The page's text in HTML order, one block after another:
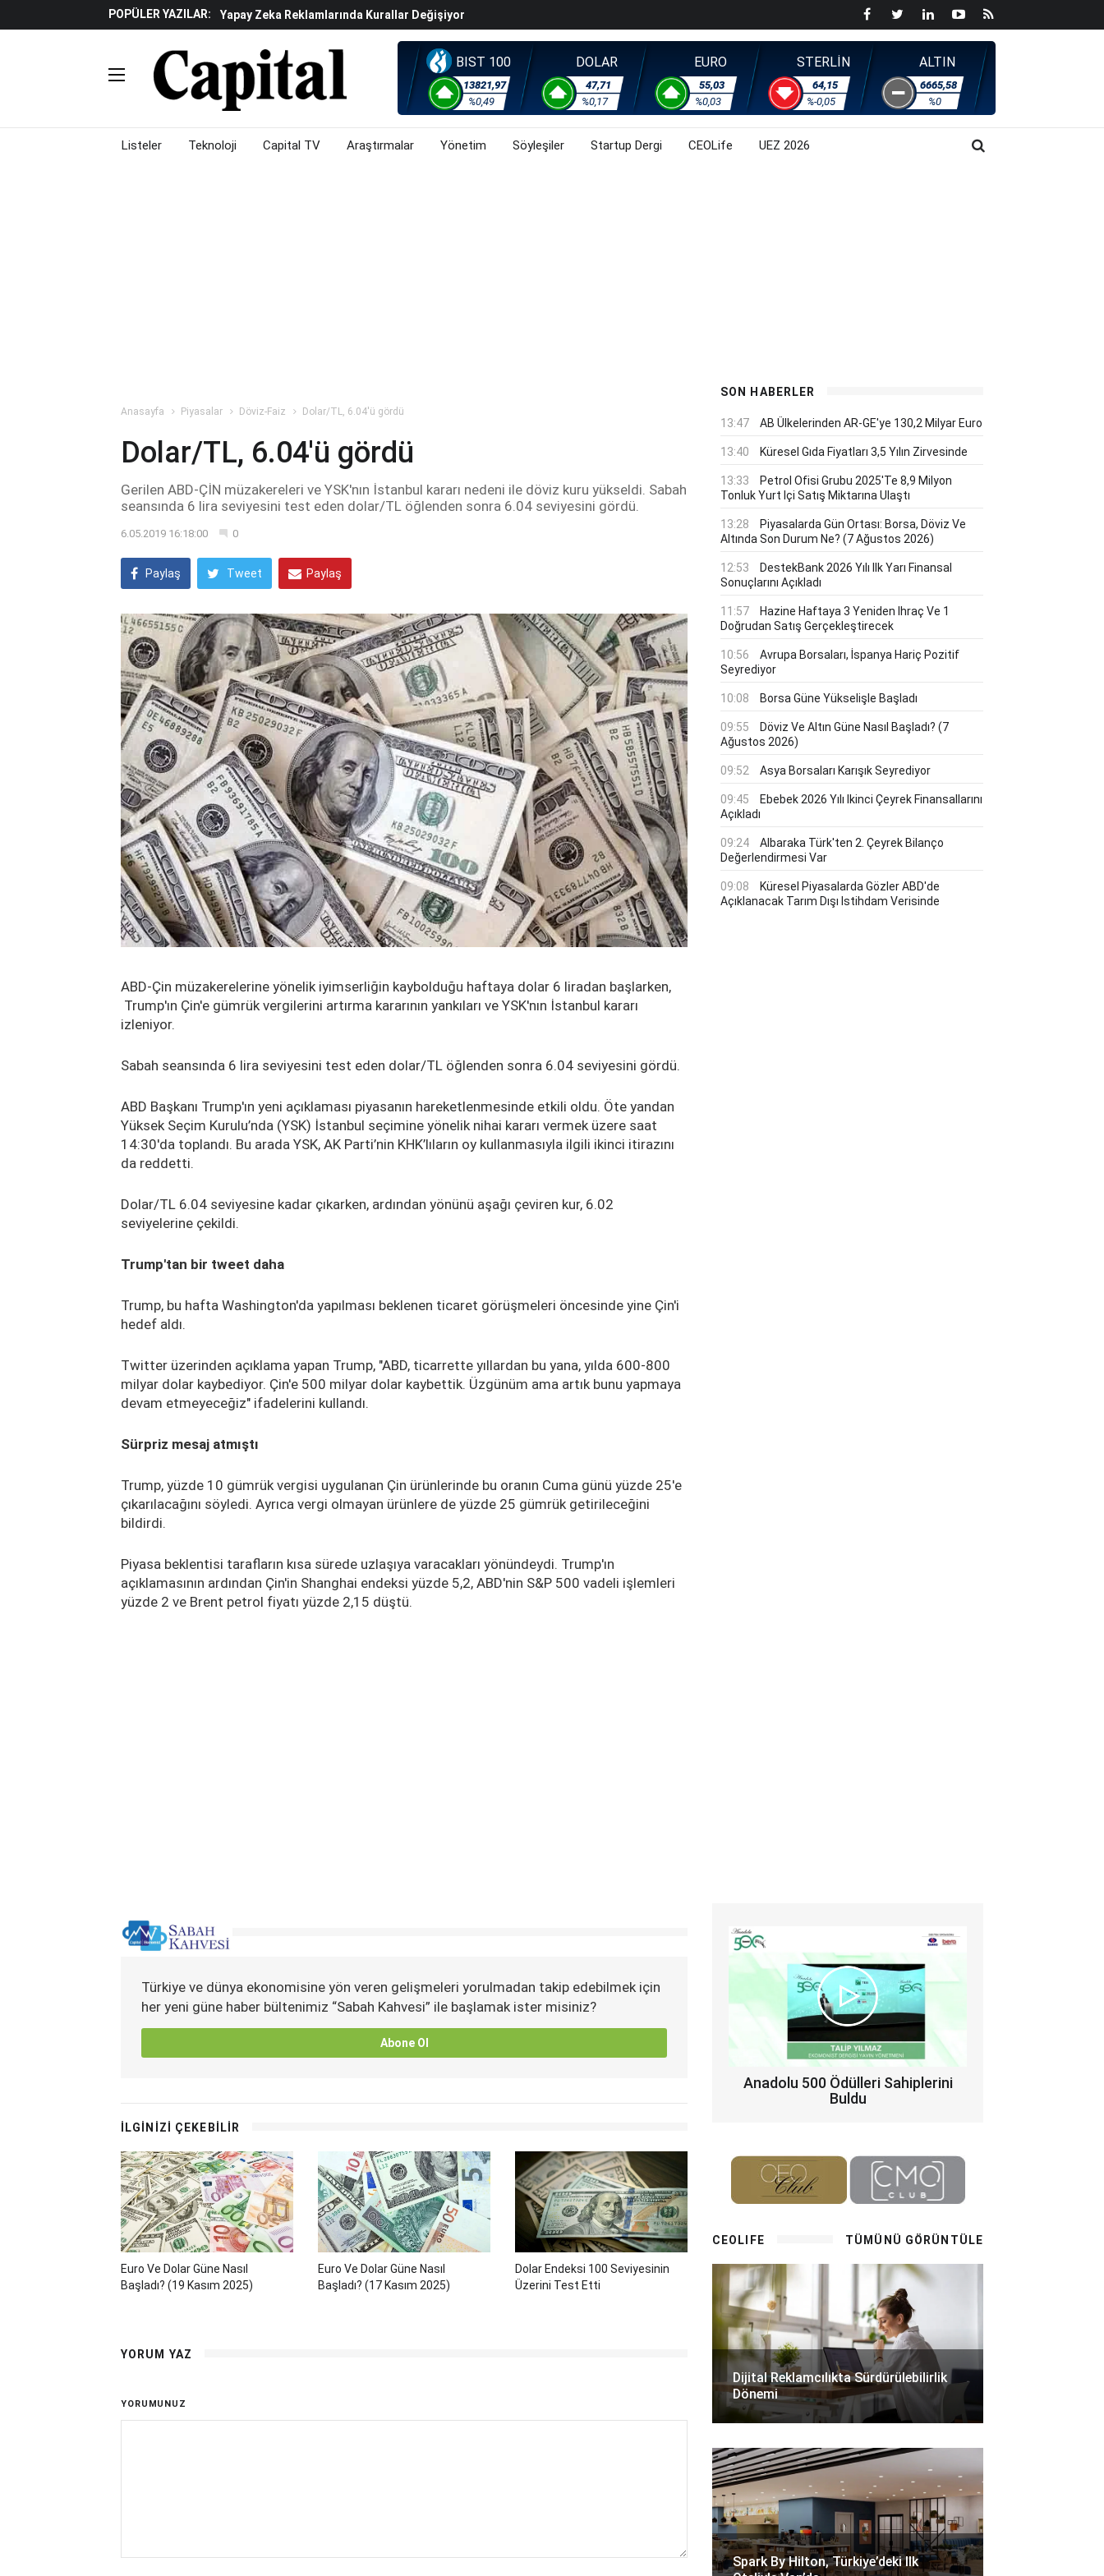
POPÜLER YAZILAR:
Yapay Zeka Reklamlarında Kurallar Değişiyor
Beyaz Eşya Sektöründe Daralma Sürüyor
Döviz Ve Altın Güne Nasıl Başladı? (31 Temmuz 2026)
Küresel Piyasalarda Teknoloji Rallisi Risk Iştahını Artırdı
Piyasalarda Gün Ortası: Borsa, Döviz Ve Altında Son Durum Ne? (31 Temmuz 2026)
BIST 100
13821,97
%0,49
DOLAR
47,71
%0,17
EURO
55,03
%0,03
STERLİN
64,15
%-0,05
ALTIN
6665,58
%0
Listeler Teknoloji Capital TV Araştırmalar Yönetim Söyleşiler Startup Dergi CEOLife UEZ 2026
Anasayfa Piyasalar Döviz-Faiz Dolar/TL, 6.04'ü gördü
Dolar/TL, 6.04'ü gördü
Gerilen ABD-ÇİN müzakereleri ve YSK'nın İstanbul kararı nedeni ile döviz kuru yükseldi. Sabah
seansında 6 lira seviyesini test eden dolar/TL öğlenden sonra 6.04 seviyesini gördü.
6.05.2019 16:18:00 0
Paylaş Tweet Paylaş
ABD-Çin müzakerelerine yönelik iyimserliğin kaybolduğu haftaya dolar 6 liradan başlarken,
Trump'ın Çin'e gümrük vergilerini artırma kararının yankıları ve YSK'nın İstanbul kararı
izleniyor.
Sabah seansında 6 lira seviyesini test eden dolar/TL öğlenden sonra 6.04 seviyesini gördü.
ABD Başkanı Trump'ın yeni açıklaması piyasanın hareketlenmesinde etkili oldu. Öte yandan
Yüksek Seçim Kurulu’nda (YSK) İstanbul seçimine yönelik nihai kararı vermek üzere saat
14:30'da toplandı. Bu arada YSK, AK Parti’nin KHK’lıların oy kullanmasıyla ilgili ikinci itirazını
da reddetti.
Dolar/TL 6.04 seviyesine kadar çıkarken, ardından yönünü aşağı çeviren kur, 6.02
seviyelerine çekildi.
Trump'tan bir tweet daha
Trump, bu hafta Washington'da yapılması beklenen ticaret görüşmeleri öncesinde yine Çin'i
hedef aldı.
Twitter üzerinden açıklama yapan Trump, "ABD, ticarrette yıllardan bu yana, yılda 600-800
milyar dolar kaybediyor. Çin'e 500 milyar dolar kaybettik. Üzgünüm ama artık bunu yapmaya
devam etmeyeceğiz" ifadelerini kullandı.
Sürpriz mesaj atmıştı
Trump, yüzde 10 gümrük vergisi uygulanan Çin ürünlerinde bu oranın Cuma günü yüzde 25'e
çıkarılacağını söyledi. Ayrıca vergi olmayan ürünlere de yüzde 25 gümrük getirileceğini
bildirdi.
Piyasa beklentisi tarafların kısa sürede uzlaşıya varacakları yönündeydi. Trump'ın
açıklamasının ardından Çin'in Shanghai endeksi yüzde 5,2, ABD'nin S&P 500 vadeli işlemleri
yüzde 2 ve Brent petrol fiyatı yüzde 2,15 düştü.
Türkiye ve dünya ekonomisine yön veren gelişmeleri yorulmadan takip edebilmek için
her yeni güne haber bültenimiz “Sabah Kahvesi” ile başlamak ister misiniz?
Abone Ol
İLGİNİZİ ÇEKEBİLİR
Euro Ve Dolar Güne Nasıl
Başladı? (19 Kasım 2025)
Euro Ve Dolar Güne Nasıl
Başladı? (17 Kasım 2025)
Dolar Endeksi 100 Seviyesinin
Üzerini Test Etti
YORUM YAZ
YORUMUNUZ
SON HABERLER
13:47 AB Ülkelerinden AR-GE'ye 130,2 Milyar Euro
13:40 Küresel Gıda Fiyatları 3,5 Yılın Zirvesinde
13:33
Petrol Ofisi Grubu 2025'te 8,9 Milyon
Tonluk Yurt Içi Satış Miktarına Ulaştı
13:28
Piyasalarda Gün Ortası: Borsa, Döviz Ve
Altında Son Durum Ne? (7 Ağustos 2026)
12:53
DestekBank 2026 Yılı Ilk Yarı Finansal
Sonuçlarını Açıkladı
11:57
Hazine Haftaya 3 Yeniden Ihraç Ve 1
Doğrudan Satış Gerçekleştirecek
10:56
Avrupa Borsaları, İspanya Hariç Pozitif
Seyrediyor
10:08 Borsa Güne Yükselişle Başladı
09:55
Döviz Ve Altın Güne Nasıl Başladı? (7
Ağustos 2026)
09:52 Asya Borsaları Karışık Seyrediyor
09:45
Ebebek 2026 Yılı Ikinci Çeyrek Finansallarını
Açıkladı
09:24
Albaraka Türk'ten 2. Çeyrek Bilanço
Değerlendirmesi Var
09:08
Küresel Piyasalarda Gözler ABD'de
Açıklanacak Tarım Dışı Istihdam Verisinde
Anadolu 500 Ödülleri Sahiplerini
Buldu
CEOLIFE TÜMÜNÜ GÖRÜNTÜLE
Dijital Reklamcılıkta Sürdürülebilirlik
Dönemi
Spark By Hilton, Türkiye’deki Ilk